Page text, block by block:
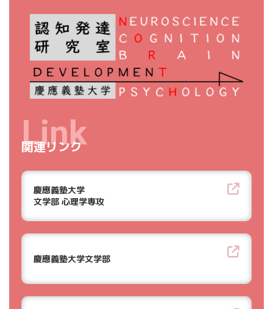
Link
関連リンク
慶應義塾大学
文学部 心理学専攻
慶應義塾大学文学部